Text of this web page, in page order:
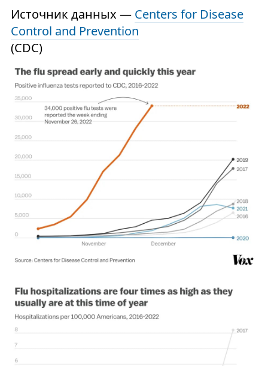
Источник данных — Centers for Disease
Control and Prevention
(CDC)